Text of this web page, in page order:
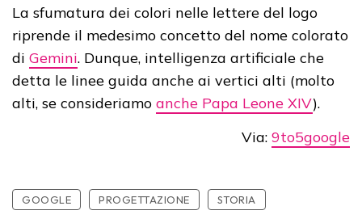
La sfumatura dei colori nelle lettere del logo
riprende il medesimo concetto del nome colorato
di Gemini. Dunque, intelligenza artificiale che
detta le linee guida anche ai vertici alti (molto
alti, se consideriamo anche Papa Leone XIV).
Via: 9to5google
GOOGLE PROGETTAZIONE STORIA